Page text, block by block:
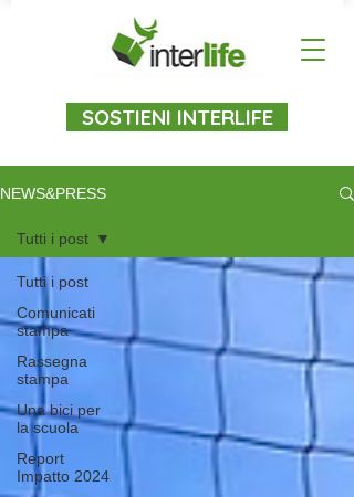
SOSTIENI INTERLIFE
NEWS&PRESS
Tutti i post
Comunicati
stampa
Rassegna
stampa
Una bici per
la scuola
Report
Impatto 2024
Tutti i post